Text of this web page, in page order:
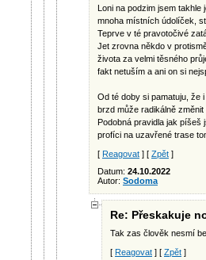
Loni na podzim jsem
mnoha místních údolíček,
Teprve v té pravotočivé
Jet zrovna někdo v
života za velmi těsného
fakt netuším a ani on si
Od té doby si pamatuju, že
brzd může radikálně
Podobná pravidla jak píšeš
profíci na uzavřené trase
[ Reagovat ] [ Zpět ]
Datum: 24.10.2022
Autor: Sodoma
Re: Přeskakuje
Tak zas člověk nesmí
[ Reagovat ] [ Zpět ]